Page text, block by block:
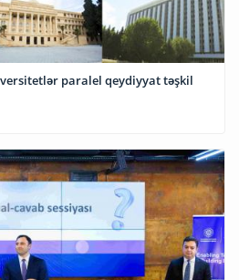
paralel qeydiyyat təşkil